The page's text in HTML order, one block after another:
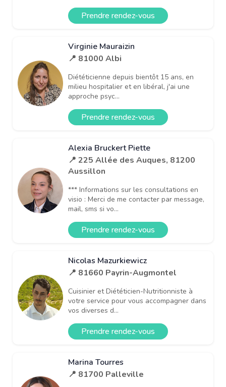
Prendre rendez-vous
Virginie Mauraizin
📍 81000 Albi
Diététicienne depuis bientôt 15 ans, en
milieu hospitalier et en libéral, j'ai une
approche psyc...
Prendre rendez-vous
Alexia Bruckert Piette
📍 225 Allée des Auques, 81200
Aussillon
*** Informations sur les consultations en
visio : Merci de me contacter par message,
mail, sms si vo...
Prendre rendez-vous
Nicolas Mazurkiewicz
📍 81660 Payrin-Augmontel
Cuisinier et Diététicien-Nutritionniste à
votre service pour vous accompagner dans
vos diverses d...
Prendre rendez-vous
Marina Tourres
📍 81700 Palleville